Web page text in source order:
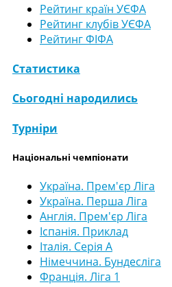
Рейтинг країн УЄФА
Рейтинг клубів УЄФА
Рейтинг ФІФА
Статистика
Сьогодні народились
Турніри
Національні чемпіонати
Україна. Прем'єр Ліга
Україна. Перша Ліга
Англія. Прем'єр Ліга
Іспанія. Приклад
Італія. Серія А
Німеччина. Бундесліга
Франція. Ліга 1